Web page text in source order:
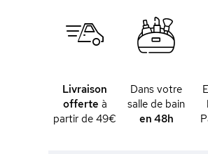
Livraison
offerte à
partir de 49€
Dans votre
salle de bain
en 48h